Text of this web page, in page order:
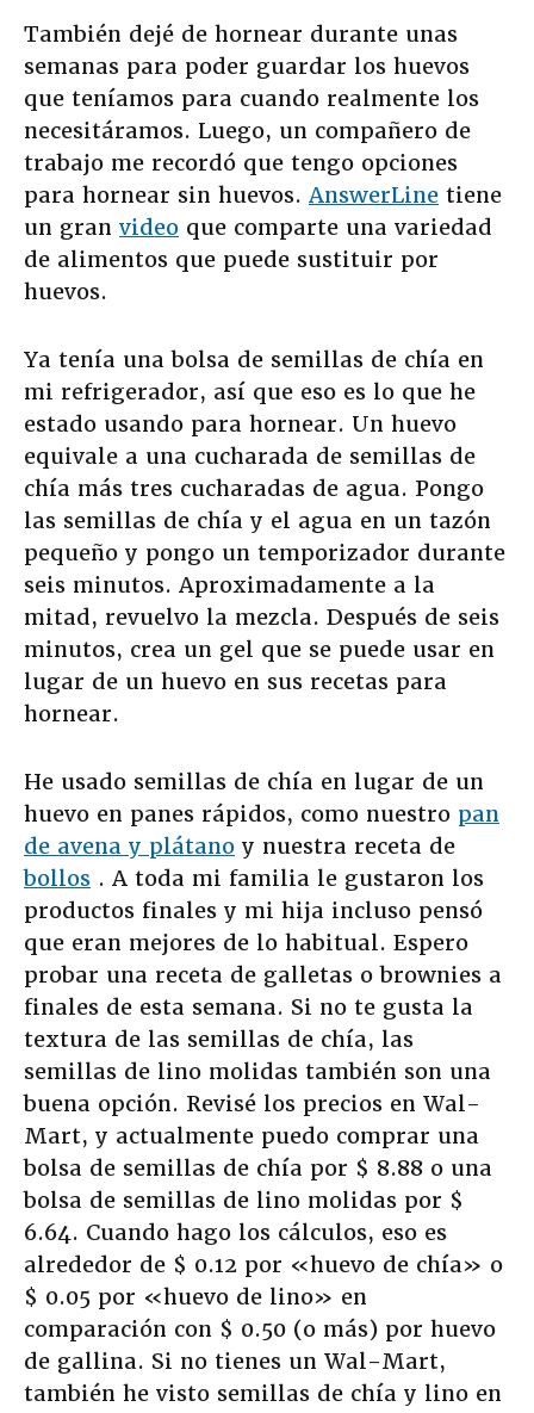
También dejé de hornear durante unas
semanas para poder guardar los huevos
que teníamos para cuando realmente los
necesitáramos. Luego, un compañero de
trabajo me recordó que tengo opciones
para hornear sin huevos. AnswerLine tiene
un gran video que comparte una variedad
de alimentos que puede sustituir por
huevos.
Ya tenía una bolsa de semillas de chía en
mi refrigerador, así que eso es lo que he
estado usando para hornear. Un huevo
equivale a una cucharada de semillas de
chía más tres cucharadas de agua. Pongo
las semillas de chía y el agua en un tazón
pequeño y pongo un temporizador durante
seis minutos. Aproximadamente a la
mitad, revuelvo la mezcla. Después de seis
minutos, crea un gel que se puede usar en
lugar de un huevo en sus recetas para
hornear.
He usado semillas de chía en lugar de un
huevo en panes rápidos, como nuestro pan
de avena y plátano y nuestra receta de
bollos . A toda mi familia le gustaron los
productos finales y mi hija incluso pensó
que eran mejores de lo habitual. Espero
probar una receta de galletas o brownies a
finales de esta semana. Si no te gusta la
textura de las semillas de chía, las
semillas de lino molidas también son una
buena opción. Revisé los precios en Wal-
Mart, y actualmente puedo comprar una
bolsa de semillas de chía por $ 8.88 o una
bolsa de semillas de lino molidas por $
6.64. Cuando hago los cálculos, eso es
alrededor de $ 0.12 por «huevo de chía» o
$ 0.05 por «huevo de lino» en
comparación con $ 0.50 (o más) por huevo
de gallina. Si no tienes un Wal-Mart,
también he visto semillas de chía y lino en